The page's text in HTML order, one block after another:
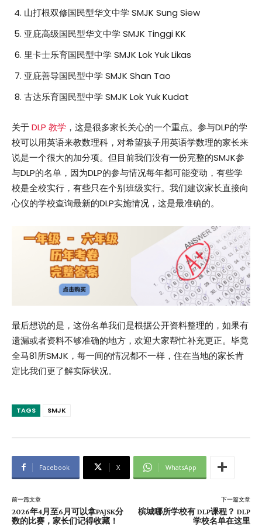
山打根双修国民型华文中学 SMJK Sung Siew
亚庇高级国民型华文中学 SMJK Tinggi KK
里卡士乐育国民型中学 SMJK Lok Yuk Likas
亚庇善导国民型中学 SMJK Shan Tao
古达乐育国民型中学 SMJK Lok Yuk Kudat
关于DLP 教学 ，这是很多家长关心的一个重点。参与DLP的学
校可以用英语来教数理科，对希望孩子用英语学数理的家长来
说是一个很大的加分项。但目前我们没有一份完整的SMJK参
与DLP的名单，因为DLP的参与情况每年都可能变动，有些学
校是全校实行，有些只在个别班级实行。我们建议家长直接向
心仪的学校查询最新的DLP实施情况，这是最准确的。
最后想说的是，这份名单我们是根据公开资料整理的，如果有
遗漏或者资料不够准确的地方，欢迎大家帮忙补充更正。毕竟
全马81所SMJK，每一间的情况都不一样，住在当地的家长肯
定比我们更了解实际状况。
TAGS SMJK
Facebook X WhatsApp
前一篇文章
2026年4月至6月可以拿PAJSK分
数的比赛，家长们记得收藏！
下一篇文章
槟城哪所学校有 DLP课程？ DLP
学校名单在这里